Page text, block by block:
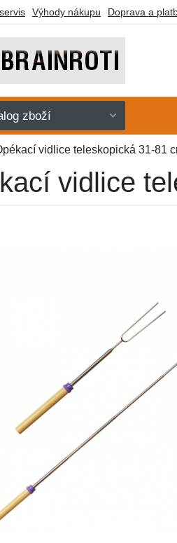
Výhody nákupu Doprava a
zboží
vidlice teleskopická 31-81
vidlice